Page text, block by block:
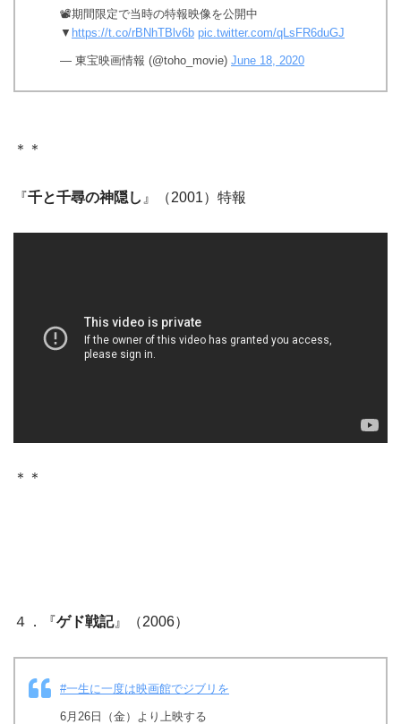
📽️期間限定で当時の特報映像を公開中
▼ https://t.co/rBNhTBlv6b pic.twitter.com/qLsFR6duGJ
— 東宝映画情報 (@toho_movie) June 18, 2020
＊＊
『千と千尋の神隠し 』（2001）特報
＊＊
４．『ゲド戦記』（2006）
#一生に一度は映画館でジブリを
6月26日（金）より上映する